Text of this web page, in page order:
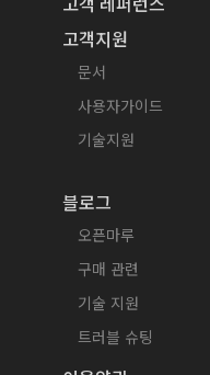
고객지원
문서
사용자가이드
기술지원
블로그
오픈마루
구매 관련
기술 지원
트러블 슈팅